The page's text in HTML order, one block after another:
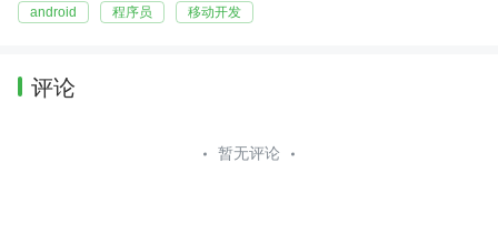
android 程序员 移动开发
评论
暂无评论